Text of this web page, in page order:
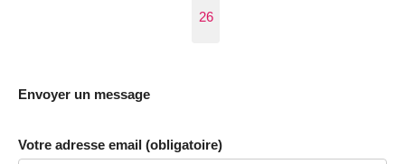
26
Envoyer un message
Votre adresse email (obligatoire)